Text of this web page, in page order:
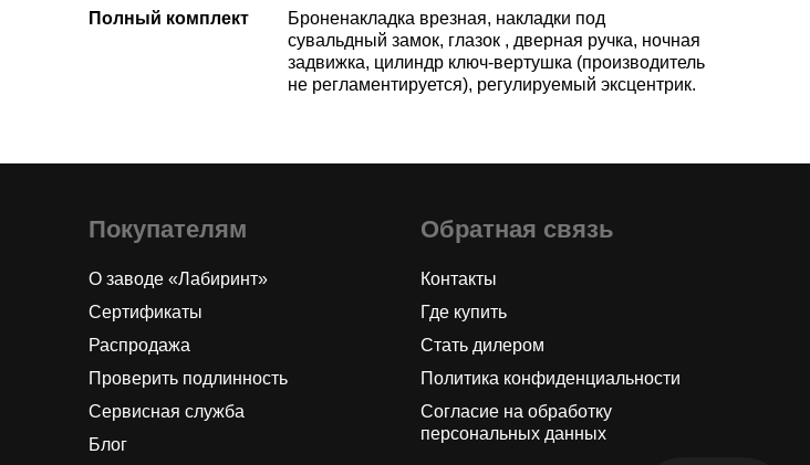
Полный комплект
Броненакладка врезная, накладки под
сувальдный замок, глазок , дверная ручка, ночная
задвижка, цилиндр ключ-вертушка (производитель
не регламентируется), регулируемый эксцентрик.
Покупателям
О заводе «Лабиринт»
Сертификаты
Распродажа
Проверить подлинность
Сервисная служба
Блог
Обратная связь
Контакты
Где купить
Стать дилером
Политика конфиденциальности
Согласие на обработку
персональных данных